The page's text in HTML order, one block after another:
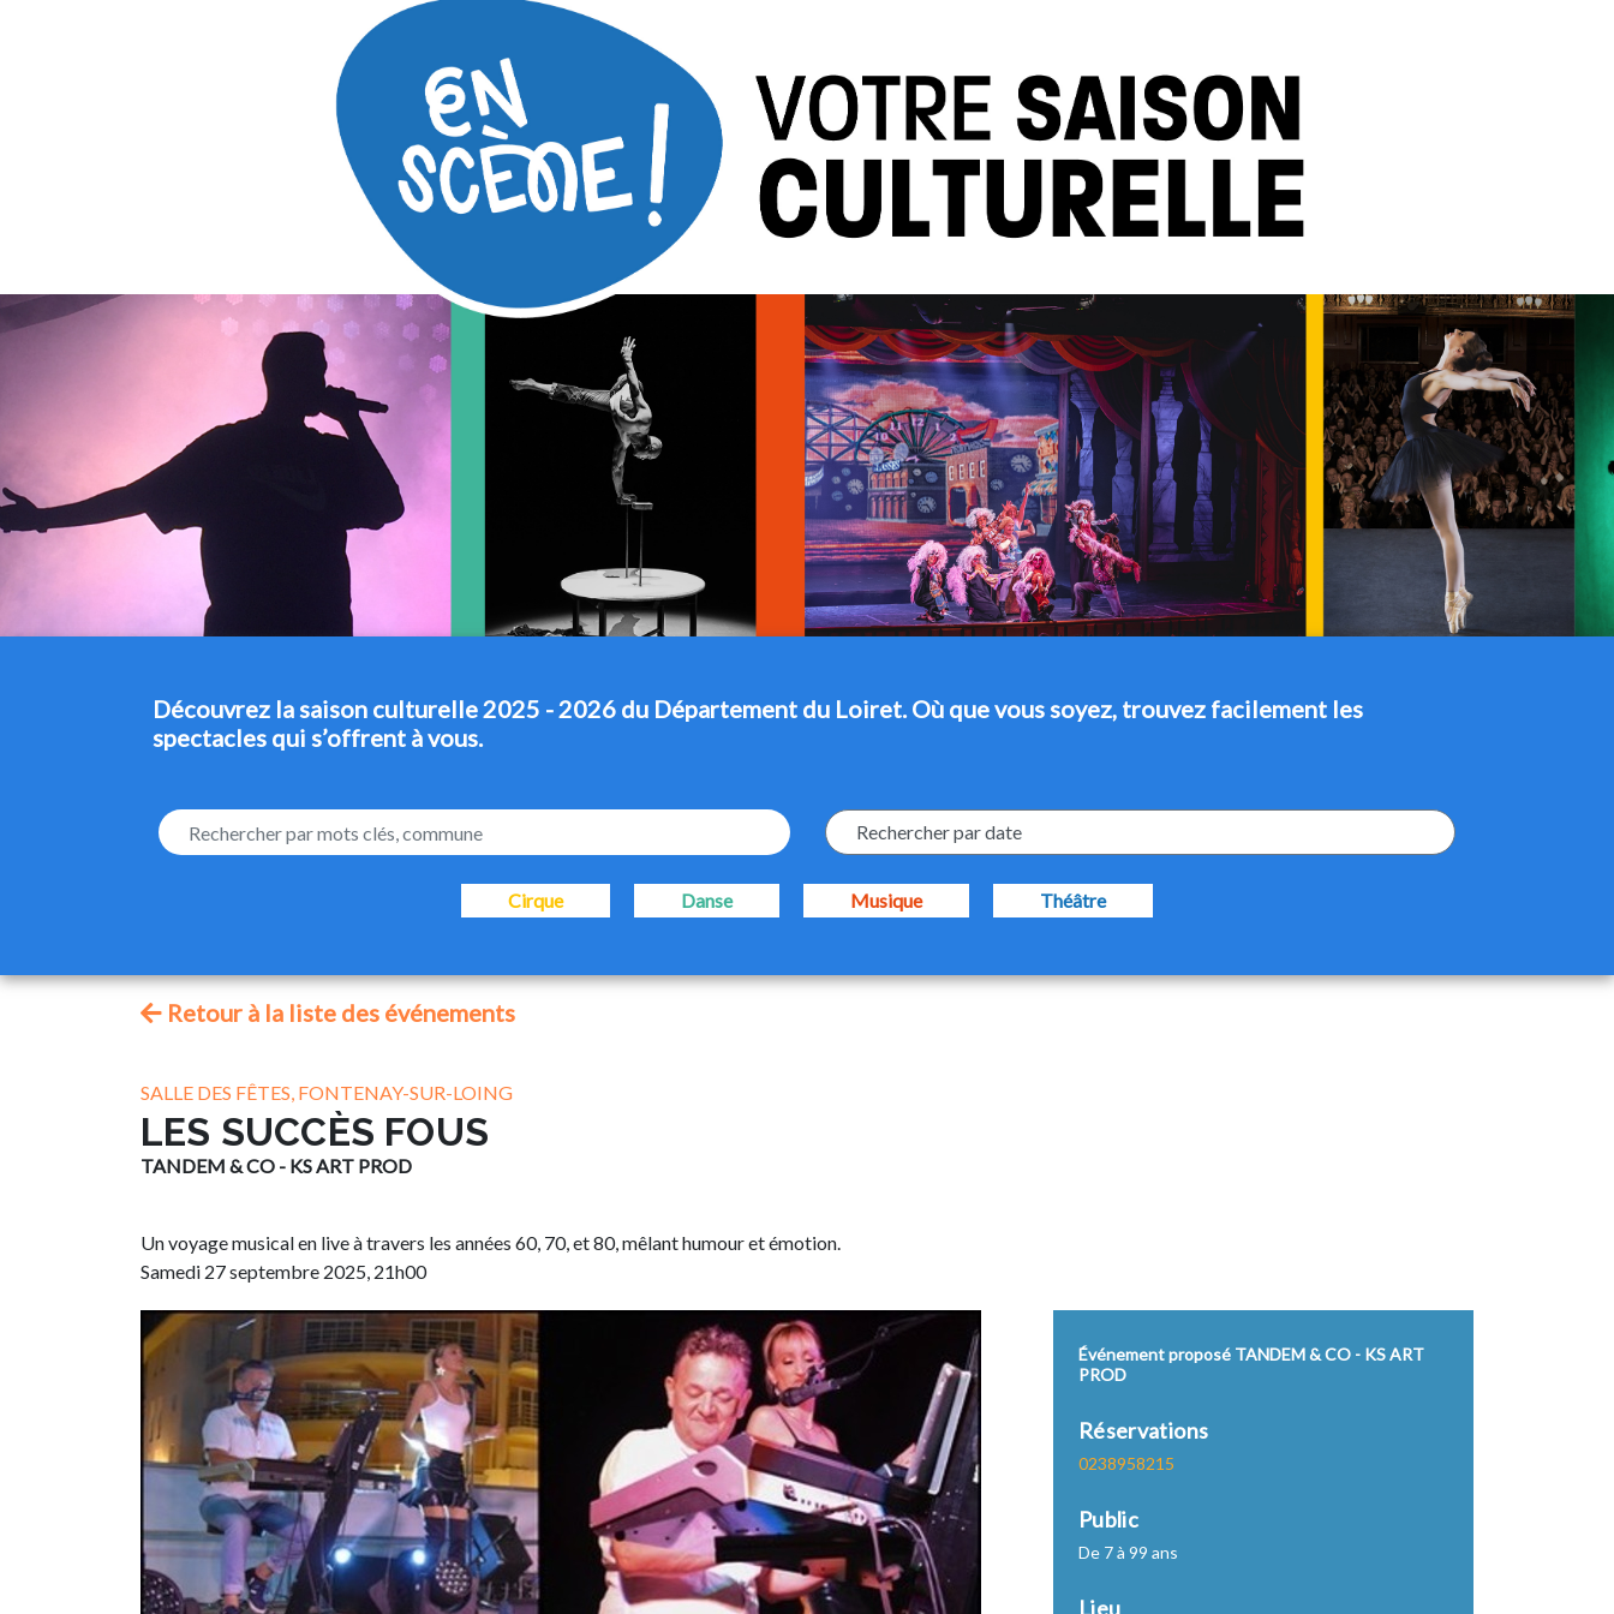
Découvrez la saison culturelle 2025 - 2026 du Département du Loiret. Où que vous soyez, trouvez facilement les
spectacles qui s’offrent à vous.
Rechercher par date
Cirque Danse Musique Théâtre
Retour à la liste des événements
SALLE DES FÊTES, FONTENAY-SUR-LOING
LES SUCCÈS FOUS
TANDEM & CO - KS ART PROD
Un voyage musical en live à travers les années 60, 70, et 80, mêlant humour et émotion.
Samedi 27 septembre 2025, 21h00
Événement proposé TANDEM & CO - KS ART
PROD
Réservations
0238958215
Public
De 7 à 99 ans
Lieu